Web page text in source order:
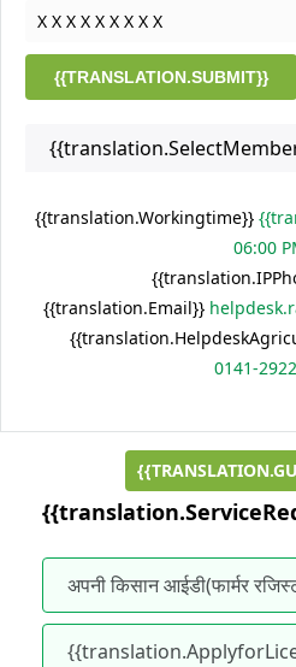
{{TRANSLATION.SUBMIT}}
{{translation.Workingtime}}
06:00
{{translation.Email}}
0141-
अपनी किसान आईडी(फार्मर